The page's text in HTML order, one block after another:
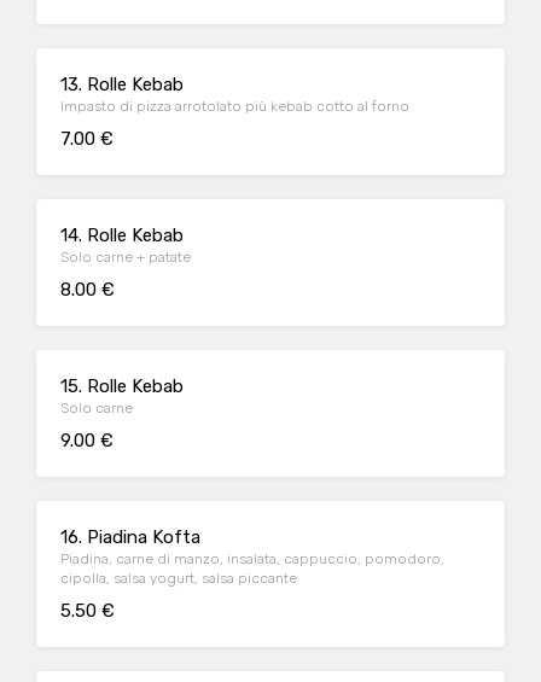
13. Rolle Kebab
Impasto di pizza arrotolato più kebab cotto al forno
7.00 €
14. Rolle Kebab
Solo carne + patate
8.00 €
15. Rolle Kebab
Solo carne
9.00 €
16. Piadina Kofta
Piadina, carne di manzo, insalata, cappuccio, pomodoro,
cipolla, salsa yogurt, salsa piccante
5.50 €